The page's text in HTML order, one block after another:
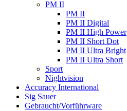
PM II
PM II
PM II Digital
PM II High Power
PM II Short Dot
PM II Ultra Bright
PM II Ultra Short
Sport
Nightvision
Accuracy International
Sig Sauer
Gebraucht/Vorführware